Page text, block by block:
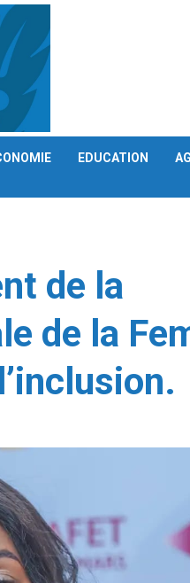
EDUCATION
de la
de la